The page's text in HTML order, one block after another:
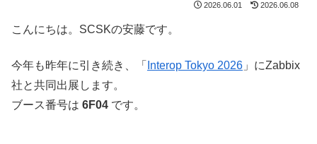
2026.06.01 2026.06.08
こんにちは。SCSKの安藤です。
今年も昨年に引き続き、「 Interop Tokyo 2026 」にZabbix
社と共同出展します。
ブース番号は 6F04 です。